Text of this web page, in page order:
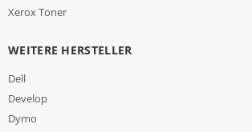
Xerox Toner
WEITERE HERSTELLER
Dell
Develop
Dymo